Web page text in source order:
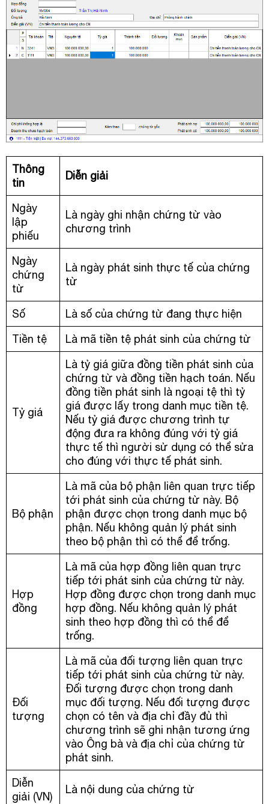
Thông
tin
Diễn giải
Ngày
lập
phiếu
Là ngày ghi nhận chứng từ vào
chương trình
Ngày
chứng
từ
Là ngày phát sinh thực tế của chứng
từ
Số
Là số của chứng từ đang thực hiện
Tiền tệ
Là mã tiền tệ phát sinh của chứng từ
Tỷ giá
Là tỷ giá giữa đồng tiền phát sinh của
chứng từ và đồng tiền hạch toán. Nếu
đồng tiền phát sinh là ngoại tệ thì tỷ
giá được lấy trong danh mục tiền tệ.
Nếu tỷ giá được chương trình tự
động đưa ra không đúng với tỷ giá
thực tế thì người sử dụng có thể sửa
cho đúng với thực tế phát sinh.
Bộ phận
Là mã của bộ phận liên quan trực tiếp
tới phát sinh của chứng từ này. Bộ
phận được chọn trong danh mục bộ
phận. Nếu không quản lý phát sinh
theo bộ phận thì có thể để trống.
Hợp
đồng
Là mã của hợp đồng liên quan trực
tiếp tới phát sinh của chứng từ này.
Hợp đồng được chọn trong danh mục
hợp đồng. Nếu không quản lý phát
sinh theo hợp đồng thì có thể để
trống.
Đối
tượng
Là mã của đối tượng liên quan trực
tiếp tới phát sinh của chứng từ này.
Đối tượng được chọn trong danh
mục đối tượng. Nếu đối tượng được
chọn có tên và địa chỉ đầy đủ thì
chương trình sẽ ghi nhận tương ứng
vào Ông bà và địa chỉ của chứng từ
phát sinh.
Diễn
giải (VN)
Là nội dung của chứng từ